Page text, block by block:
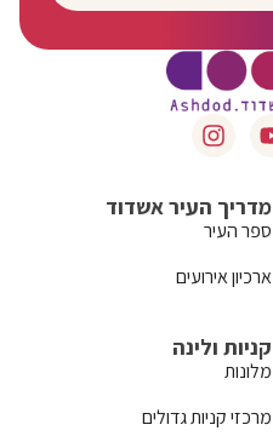
מדריך העיר אשדוד
ספר העיר
ארכיון אירועים
קניות ולינה
מלונות
מרכזי קניות גדולים